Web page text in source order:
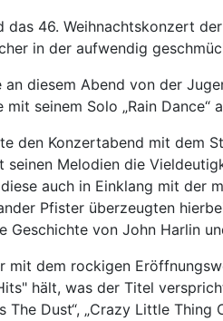
das 46. Weihnachtskonzert
in der aufwendig
diesem Abend von der
seinem Solo „Rain Dance“
den Konzertabend mit dem
seinen Melodien die
auch in Einklang mit der
Pfister überzeugten
Geschichte von John Harlin
mit dem rockigen
hält, was der Titel
The Dust“, „Crazy Little